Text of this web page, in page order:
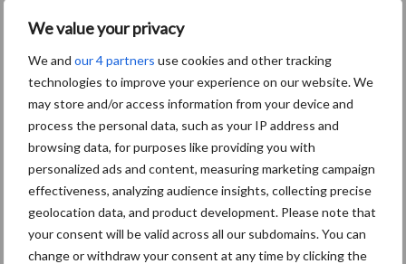
We value your privacy
We and our 4 partners use cookies and other tracking
technologies to improve your experience on our website. We
may store and/or access information from your device and
process the personal data, such as your IP address and
browsing data, for purposes like providing you with
personalized ads and content, measuring marketing campaign
effectiveness, analyzing audience insights, collecting precise
geolocation data, and product development. Please note that
your consent will be valid across all our subdomains. You can
change or withdraw your consent at any time by clicking the
Primaire
Sidebar
Recent nieuws
6 aug
"Hoge verwachtingen van schijven
voor kouters"